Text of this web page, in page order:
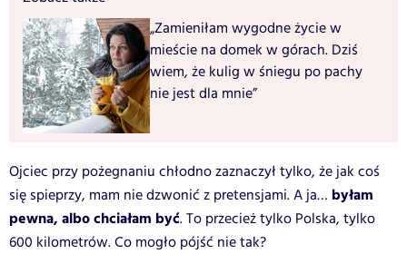
„Zamieniłam wygodne życie w
mieście na domek w górach. Dziś
wiem, że kulig w śniegu po pachy
nie jest dla mnie”
Ojciec przy pożegnaniu chłodno zaznaczył tylko, że jak coś
się spieprzy, mam nie dzwonić z pretensjami. A ja… byłam
pewna, albo chciałam być. To przecież tylko Polska, tylko
600 kilometrów. Co mogło pójść nie tak?